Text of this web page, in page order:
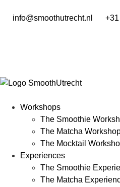
info@smoothutrecht.nl
Workshops
The Smoothie
The Matcha
The Mocktail
Experiences
The Smoothie
The Matcha